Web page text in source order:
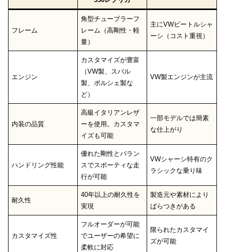
フレーム
角型チューブラーフ
レーム（高剛性・軽
量）
主にVWビートルシャ
ーシ（コスト重視）
エンジン
カスタマイズが豊富
（VW製、スバル
製、ポルシェ製な
ど）
VW製エンジンが主流
内装の品質
高級イタリアンレザ
ーを使用。カスタマ
イズも可能
一部モデルでは簡素
な仕上がり
ハンドリング性能
優れた剛性とバラン
スでスポーティな走
行が可能
VWシャーシ特有のク
ラシックな乗り味
耐久性
40年以上の耐久性を
実現
製造元や素材により
ばらつきがある
カスタマイズ性
フルオーダーが可能
でユーザーの希望に
柔軟に対応
限られたカスタマイ
ズが可能